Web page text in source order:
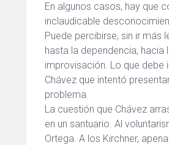
En algunos casos, hay que
inclaudicable
Puede percibirse, sin ir más
hasta la dependencia,
improvisación. Lo que debe
Chávez que intentó
problema.
La cuestión que Chávez
en un santuario. Al
Ortega. A los Kirchner,